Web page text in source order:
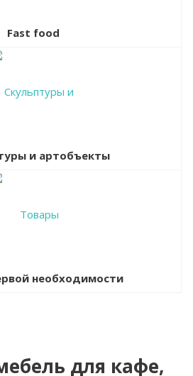
Fast food
и артобъекты
необходимости
для кафе,